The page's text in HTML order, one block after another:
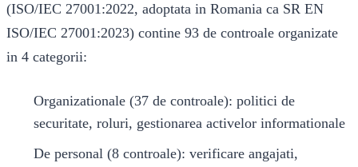
(ISO/IEC 27001:2022, adoptata in Romania ca SR EN
ISO/IEC 27001:2023) contine 93 de controale organizate
in 4 categorii:
Organizationale (37 de controale): politici de
securitate, roluri, gestionarea activelor informationale
De personal (8 controale): verificare angajati,